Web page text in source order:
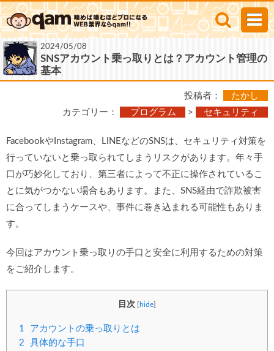
2024/05/08
SNSアカウント乗っ取りとは？アカウント管理の
基本
投稿者：
たかし
カテゴリー：
プログラム > セキュリティ
FacebookやInstagram、LINEなどのSNSは、セキュリティ対策を
行っていないと乗っ取られてしまうリスクがあります。年々手
口が巧妙化しており、第三者によって不正に操作されているこ
とに気がつかない場合もあります。また、SNS経由で詐欺被害
に合ってしまうケースや、事件に巻き込まれる可能性もありま
す。
今回はアカウント乗っ取りの手口と安全に利用するための対策
をご紹介します。
目次 [hide]
1
アカウントの乗っ取りとは
2
具体的な手口